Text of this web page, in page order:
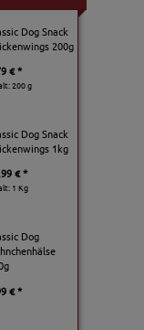
Dog Snack
200g
€ *
200 g
Dog Snack
1kg
€ *
1 Kg
Dog
€ *